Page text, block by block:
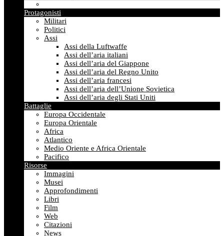
Protagonisti
Militari
Politici
Assi
Assi della Luftwaffe
Assi dell’aria italiani
Assi dell’aria del Giappone
Assi dell’aria del Regno Unito
Assi dell’aria francesi
Assi dell’aria dell’Unione Sovietica
Assi dell’aria degli Stati Uniti
Battaglie
Europa Occidentale
Europa Orientale
Africa
Atlantico
Medio Oriente e Africa Orientale
Pacifico
Risorse
Immagini
Musei
Approfondimenti
Libri
Film
Web
Citazioni
News